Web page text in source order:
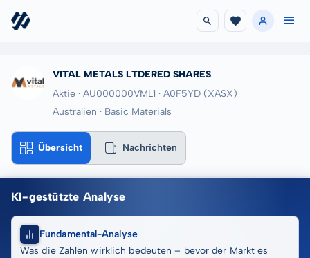
VITAL METALS LTDERED SHARES
Aktie · AU000000VML1 · A0F5YD (XASX)
Australien · Basic Materials
Übersicht Nachrichten
KI-gestützte Analyse
Fundamental-Analyse
Was die Zahlen wirklich bedeuten – bevor der Markt es